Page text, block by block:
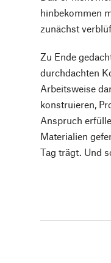
hinbekommen
zunächst
Zu Ende
durchdachten
Arbeitsweise
konstruieren,
Anspruch
Materialien
Tag trägt. Und